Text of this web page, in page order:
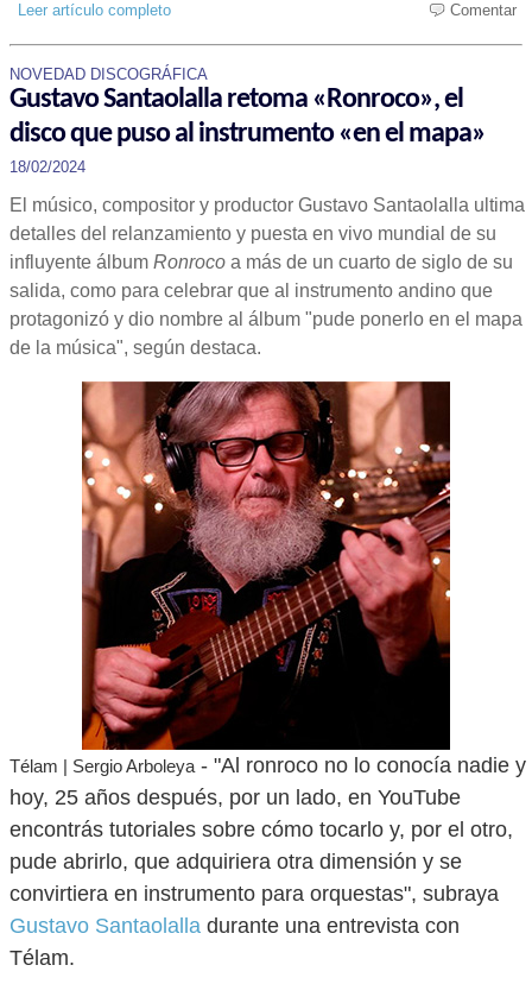
Leer artículo completo Comentar
NOVEDAD DISCOGRÁFICA
Gustavo Santaolalla retoma «Ronroco», el
disco que puso al instrumento «en el mapa»
18/02/2024
El músico, compositor y productor Gustavo Santaolalla ultima
detalles del relanzamiento y puesta en vivo mundial de su
influyente álbum Ronroco a más de un cuarto de siglo de su
salida, como para celebrar que al instrumento andino que
protagonizó y dio nombre al álbum "pude ponerlo en el mapa
de la música", según destaca.
Télam | Sergio Arboleya- "Al ronroco no lo conocía nadie y
hoy, 25 años después, por un lado, en YouTube
encontrás tutoriales sobre cómo tocarlo y, por el otro,
pude abrirlo, que adquiriera otra dimensión y se
convirtiera en instrumento para orquestas", subraya
Gustavo Santaolalla durante una entrevista con
Télam.